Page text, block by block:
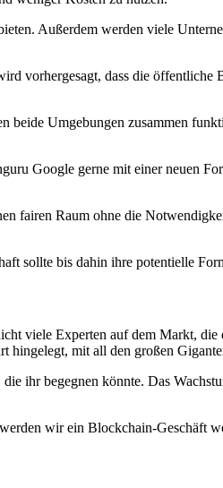
Außerdem werden viele
vorhergesagt, dass die
beide Umgebungen zusammen
Google gerne mit einer neuen
fairen Raum ohne die
sollte bis dahin ihre potentielle
viele Experten auf dem Markt,
hingelegt, mit all den großen
ihr begegnen könnte. Das
wir ein Blockchain-